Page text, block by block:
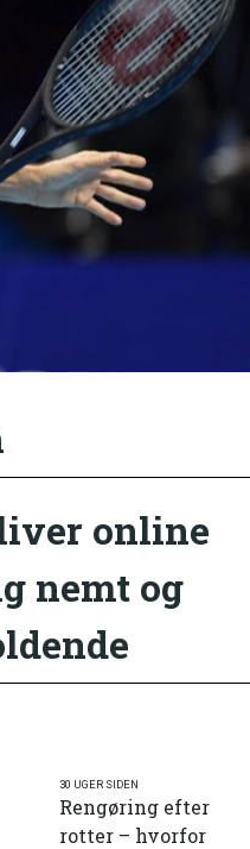
online
nemt og
30 UGER SIDEN
Rengøring efter
rotter – hvorfor